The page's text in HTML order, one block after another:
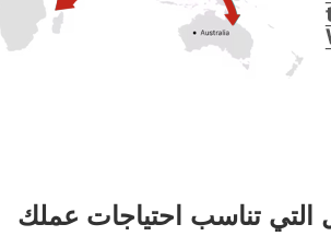
التي تناسب احتياجات عملك